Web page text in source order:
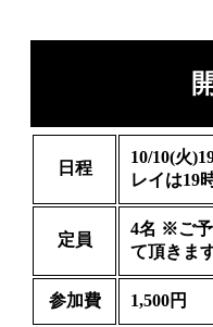
日程
10/10(火
レイは19
定員
4名 ※ご予
て頂きま
参加費 1,500円